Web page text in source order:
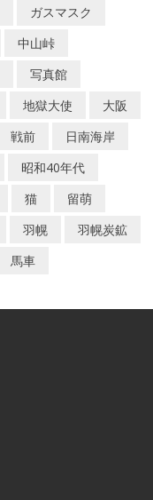
ガスマスク
中山峠
写真館
地獄大使
大阪
戦前
日南海岸
昭和40年代
猫
留萌
羽幌
羽幌炭鉱
馬車